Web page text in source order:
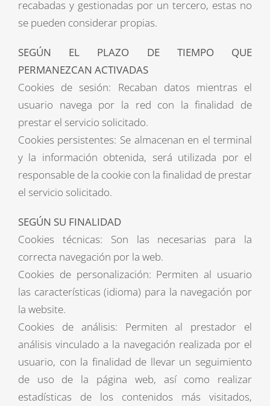
recabadas y gestionadas por un tercero, estas no
se pueden considerar propias.
SEGÚN EL PLAZO DE TIEMPO QUE
PERMANEZCAN ACTIVADAS
Cookies de sesión: Recaban datos mientras el
usuario navega por la red con la finalidad de
prestar el servicio solicitado.
Cookies persistentes: Se almacenan en el terminal
y la información obtenida, será utilizada por el
responsable de la cookie con la finalidad de prestar
el servicio solicitado.
SEGÚN SU FINALIDAD
Cookies técnicas: Son las necesarias para la
correcta navegación por la web.
Cookies de personalización: Permiten al usuario
las características (idioma) para la navegación por
la website.
Cookies de análisis: Permiten al prestador el
análisis vinculado a la navegación realizada por el
usuario, con la finalidad de llevar un seguimiento
de uso de la página web, así como realizar
estadísticas de los contenidos más visitados,